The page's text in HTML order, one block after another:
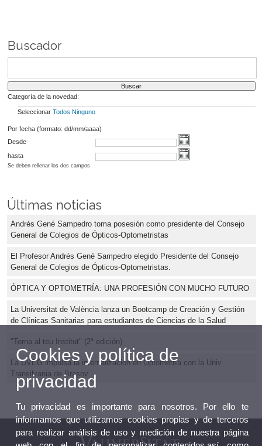
Buscador
Categoría de la novedad:
Seleccionar Todos Ninguno
Por fecha (formato: dd/mm/aaaa)
Desde
hasta
Se deben rellenar los dos campos
Últimas noticias
Andrés Gené Sampedro toma posesión como presidente del Consejo
General de Colegios de Ópticos-Optometristas
El Profesor Andrés Gené Sampedro elegido Presidente del Consejo
General de Colegios de Ópticos-Optometristas.
ÓPTICA Y OPTOMETRÍA: UNA PROFESIÓN CON MUCHO FUTURO
La Universitat de València lanza un Bootcamp de Creación y Gestión
de Clínicas Sanitarias para estudiantes de Ciencias de la Salud
"Torna al teu Institut" (2ª edición)
La UVEG impulsa la internalización en Optometría con la Univ.
Transilvania de Brașov
Cookies y política de
privacidad
Tu privacidad es importante para nosotros. Por ello te
informamos que utilizamos cookies propias y de terceros
para realizar análisis de uso y medición de nuestra página